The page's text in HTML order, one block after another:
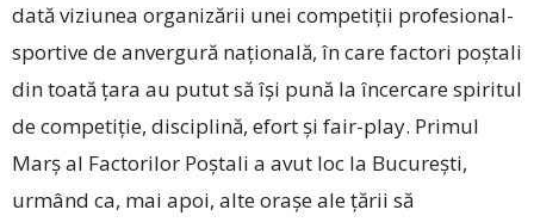
dată viziunea organizării unei competiţii profesional-
sportive de anvergură naţională, în care factori poştali
din toată ţara au putut să îşi pună la încercare spiritul
de competiţie, disciplină, efort şi fair-play. Primul
Marş al Factorilor Poştali a avut loc la Bucureşti,
urmând ca, mai apoi, alte oraşe ale ţării să